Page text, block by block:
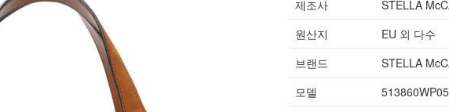
제조사
STELLA
원산지
EU 외 다수
브랜드
STELLA
모델